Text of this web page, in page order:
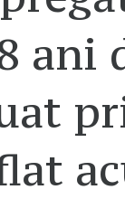
ani